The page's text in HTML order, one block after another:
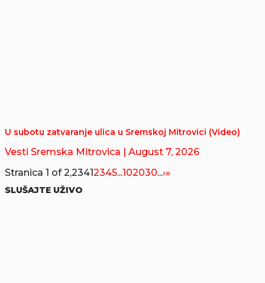
U subotu zatvaranje ulica u Sremskoj Mitrovici (Video)
Vesti Sremska Mitrovica
| August 7, 2026
Stranica 1 of 2,23412345...102030...›»
SLUŠAJTE UŽIVO